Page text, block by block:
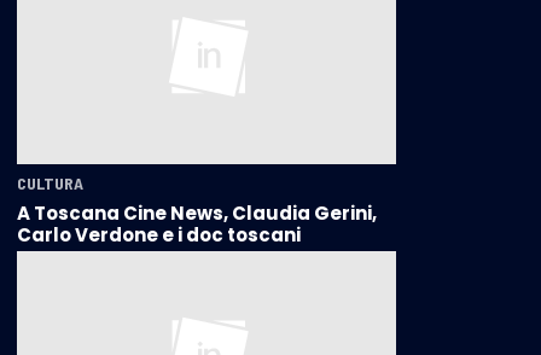
CULTURA
A Toscana Cine News, Claudia Gerini,
Carlo Verdone e i doc toscani